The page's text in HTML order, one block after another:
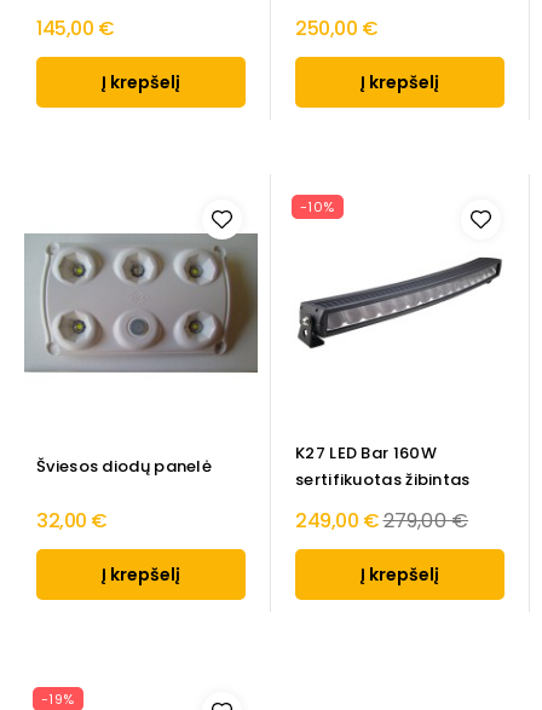
145,00 €
Į krepšelį
250,00 €
Į krepšelį
Šviesos diodų panelė
32,00 €
Į krepšelį
-10%
K27 LED Bar 160W
sertifikuotas žibintas
249,00 €Regular
price
279,00 €
Į krepšelį
-19%